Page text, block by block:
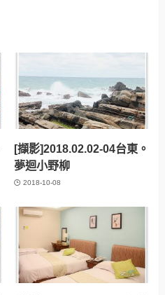
[擷影]2018.02.02-04台東。
夢迴小野柳
2018-10-08